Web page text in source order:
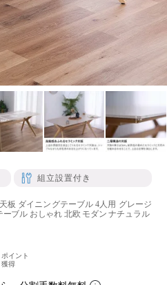
組立設置付き
板 ダイニングテーブル 4人用 グレージ
ブル おしゃれ 北欧 モダン ナチュラル
ポイント
獲得